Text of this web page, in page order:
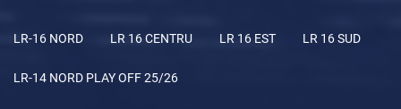
LR-16 NORD LR 16 CENTRU LR 16 EST LR 16 SUD
LR-14 NORD PLAY OFF 25/26